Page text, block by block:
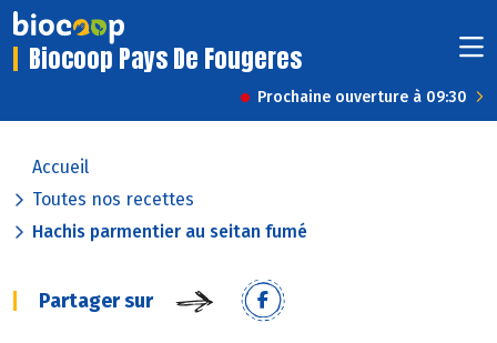
Biocoop Pays De Fougeres
Prochaine ouverture à 09:30
Accueil
Toutes nos recettes
Hachis parmentier au seitan fumé
Partager sur